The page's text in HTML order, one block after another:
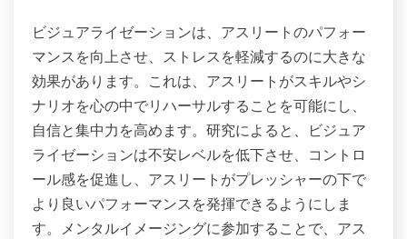
ビジュアライゼーションは、アスリートのパフォー
マンスを向上させ、ストレスを軽減するのに大きな
効果があります。これは、アスリートがスキルやシ
ナリオを心の中でリハーサルすることを可能にし、
自信と集中力を高めます。研究によると、ビジュア
ライゼーションは不安レベルを低下させ、コントロ
ール感を促進し、アスリートがプレッシャーの下で
より良いパフォーマンスを発揮できるようにしま
す。メンタルイメージングに参加することで、アス